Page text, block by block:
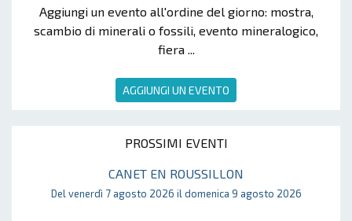
Aggiungi un evento all'ordine del giorno: mostra,
scambio di minerali o fossili, evento mineralogico,
fiera ...
AGGIUNGI UN EVENTO
PROSSIMI EVENTI
CANET EN ROUSSILLON
Del venerdì 7 agosto 2026 il domenica 9 agosto 2026